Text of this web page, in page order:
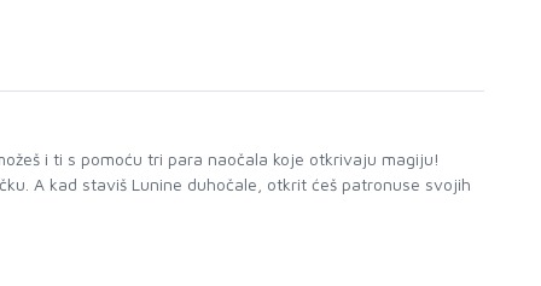
i ti s pomoću tri para naočala koje otkrivaju magiju!
A kad staviš Lunine duhočale, otkrit ćeš patronuse svojih